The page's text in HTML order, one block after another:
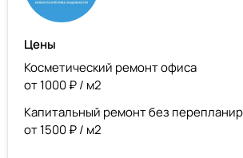
Цены
Косметический ремонт офиса
от 1000 ₽ / м2
Капитальный ремонт без
от 1500 ₽ / м2